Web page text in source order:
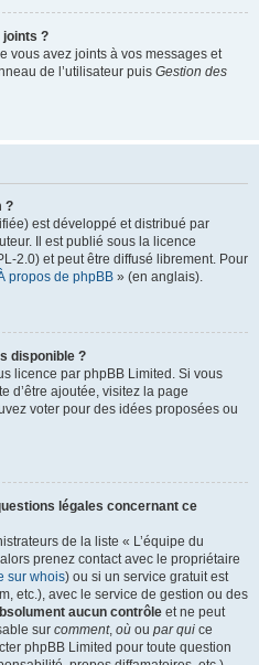
?
vous avez joints à vos messages et
de l’utilisateur puis Gestion des
?
est développé et distribué par
Il est publié sous la licence
2.0) et peut être diffusé librement. Pour
propos de phpBB » (en anglais).
disponible ?
licence par phpBB Limited. Si vous
d’être ajoutée, visitez la page
voter pour des idées proposées ou
légales concernant ce
de la liste « L’équipe du
prenez contact avec le propriétaire
sur whois) ou si un service gratuit est
etc.), avec le service de gestion ou des
aucun contrôle et ne peut
sur comment, où ou par qui ce
phpBB Limited pour toute question